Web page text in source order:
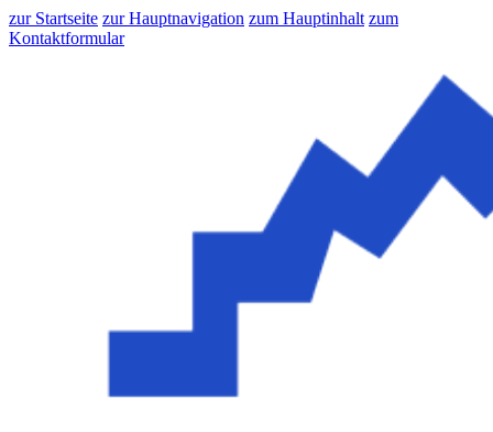
zur Startseite zur Hauptnavigation zum Hauptinhalt zum
Kontaktformular